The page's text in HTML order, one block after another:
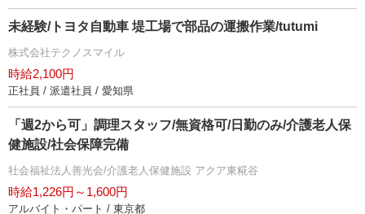
未経験/トヨタ自動車 堤工場で部品の運搬作業/tutumi
株式会社テクノスマイル
時給2,100円
正社員 / 派遣社員 / 愛知県
「週2から可」調理スタッフ/無資格可/日勤のみ/介護老人保
健施設/社会保障完備
社会福祉法人善光会/介護老人保健施設 アクア東糀谷
時給1,226円～1,600円
アルバイト・パート / 東京都